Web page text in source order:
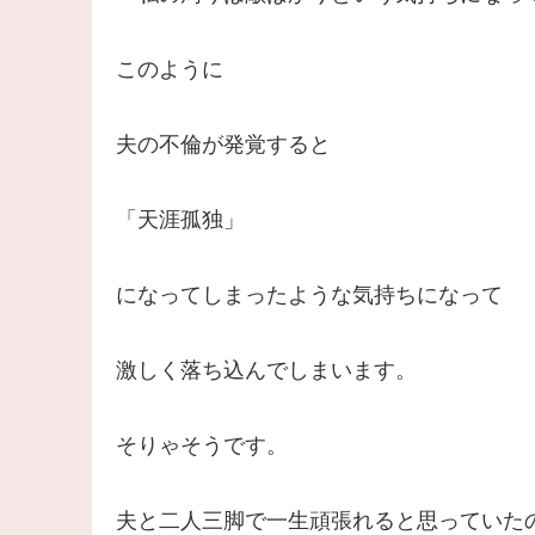
このように
夫の不倫が発覚すると
「天涯孤独」
になってしまったような気持ちになって
激しく落ち込んでしまいます。
そりゃそうです。
夫と二人三脚で一生頑張れると思っていた